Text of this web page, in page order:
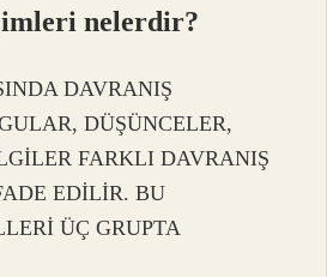
nelerdir?
DAVRANIŞ
DÜŞÜNCELER,
FARKLI DAVRANIŞ
EDİLİR. BU
ÜÇ GRUPTA